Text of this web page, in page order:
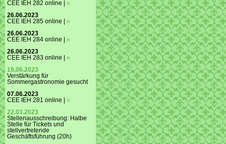
CEE IEH 282 online | »
26.06.2023
CEE IEH 285 online | »
26.06.2023
CEE IEH 284 online | »
26.06.2023
CEE IEH 283 online | »
19.06.2023
Verstärkung für
Sommergastronomie gesucht
07.06.2023
CEE IEH 281 online | »
22.03.2023
Stellenausschreibung: Halbe
Stelle für Tickets und
stellvertretende
Geschäftsführung (20h)